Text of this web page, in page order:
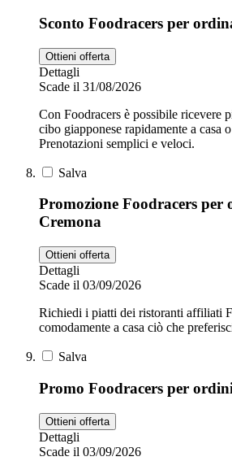
Sconto Foodracers per
Ottieni offerta
Dettagli
Scade il 31/08/2026
Con Foodracers è possibile ricevere
cibo giapponese rapidamente a casa
Prenotazioni semplici e veloci.
Salva
Promozione Foodracers per
Cremona
Ottieni offerta
Dettagli
Scade il 03/09/2026
Richiedi i piatti dei ristoranti affiliati
comodamente a casa ciò che
Salva
Promo Foodracers per
Ottieni offerta
Dettagli
Scade il 03/09/2026